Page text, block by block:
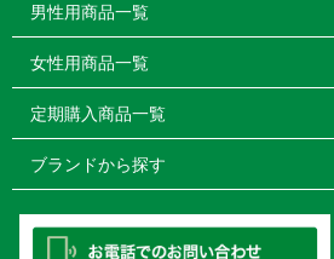
男性用商品一覧
女性用商品一覧
定期購入商品一覧
ブランドから探す